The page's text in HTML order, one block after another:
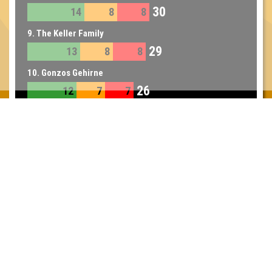
14 8 8 30
9. The Keller Family
13 8 8 29
10. Gonzos Gehirne
12 7 7 26